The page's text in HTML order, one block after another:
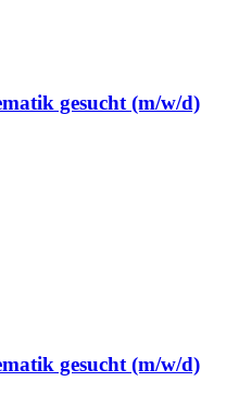
gesucht (m/w/d)
gesucht (m/w/d)